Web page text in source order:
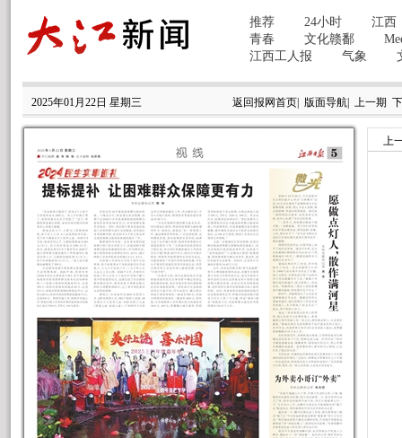
2025年01月22日 星期三 返回报网首页| 版面导航| 上一期
上